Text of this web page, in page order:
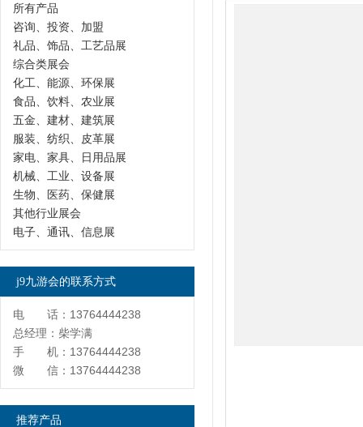
所有产品
咨询、投资、加盟
礼品、饰品、工艺品展
综合类展会
化工、能源、环保展
食品、饮料、农业展
五金、建材、建筑展
服装、纺织、皮革展
家电、家具、日用品展
机械、工业、设备展
生物、医药、保健展
其他行业展会
电子、通讯、信息展
j9九游会的联系方式
电 话：13764444238
总经理：柴学满
手 机：13764444238
微 信：13764444238
推荐产品